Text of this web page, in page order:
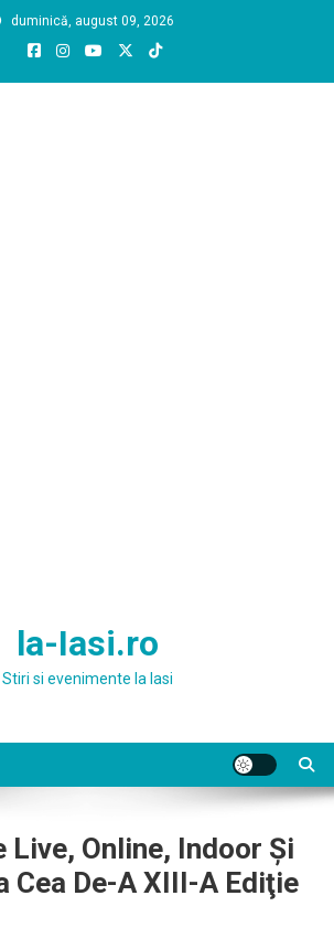
duminică, august 09, 2026
la-Iasi.ro
Stiri si evenimente la Iasi
Live, Online, Indoor Şi
Cea De-A XIII-A Ediţie